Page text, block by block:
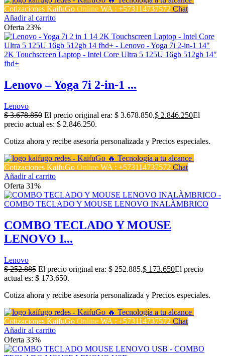
Cotizaciones KaifuGo Online WA : +573114737572 Chat
Añadir al carrito
Oferta 23%
Lenovo – Yoga 7i 2-in-1 ...
Lenovo
$3.678.850 El precio original era: $ 3.678.850.$ 2.846.250El
precio actual es: $ 2.846.250.
Cotiza ahora y recibe asesoría personalizada y Precios especiales.
Cotizaciones KaifuGo Online WA : +573114737572 Chat
Añadir al carrito
Oferta 31%
COMBO TECLADO Y MOUSE
LENOVO I...
Lenovo
$252.885 El precio original era: $ 252.885.$ 173.650El precio
actual es: $ 173.650.
Cotiza ahora y recibe asesoría personalizada y Precios especiales.
Cotizaciones KaifuGo Online WA : +573114737572 Chat
Añadir al carrito
Oferta 33%